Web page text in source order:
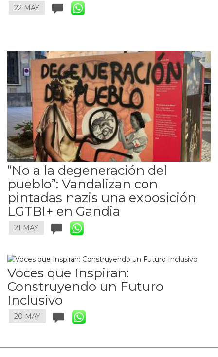
22 MAY
“No a la degeneración del
pueblo”: Vandalizan con
pintadas nazis una exposición
LGTBI+ en Gandia
21 MAY
Voces que Inspiran:
Construyendo un Futuro
Inclusivo
20 MAY